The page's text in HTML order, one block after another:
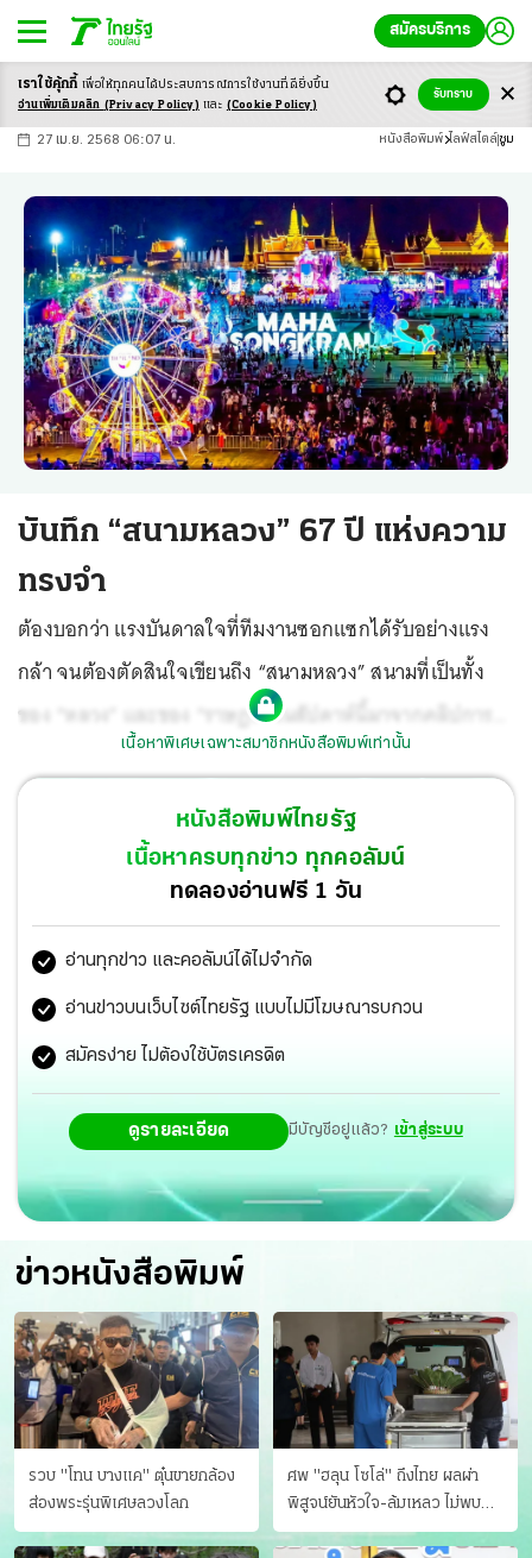
สมัครบริการ
-ก ก ก+
27 เม.ย. 2568 06:07 น. หนังสือพิมพ์ ไลฟ์สไตล์ซูม
บันทึก “สนามหลวง” 67 ปี แห่งความ
ทรงจำ
ต้องบอกว่า แรงบันดาลใจที่ทีมงานซอกแซกได้รับอย่างแรง
กล้า จนต้องตัดสินใจเขียนถึง “สนามหลวง” สนามที่เป็นทั้ง
ของ “หลวง” และของ “ราษฎร” ในสัปดาห์นี้มาจากคลิปการ
แสดงคอนเสิร์ตของ “แอ๊ด คาราบาว” กับ “ตูน บอดี้สแลม”
เมื่องาน “มหาสงกรานต์” ที่ผ่านมานี้เอง
เนื้อหาพิเศษเฉพาะสมาชิกหนังสือพิมพ์เท่านั้น
หนังสือพิมพ์ไทยรัฐ
เนื้อหาครบทุกข่าว ทุกคอลัมน์
ทดลองอ่านฟรี 1 วัน
อ่านทุกข่าว และคอลัมน์ได้ไม่จำกัด
อ่านข่าวบนเว็บไซต์ไทยรัฐ แบบไม่มีโฆษณารบกวน
สมัครง่าย ไม่ต้องใช้บัตรเครดิต
ดูรายละเอียด มีบัญชีอยู่แล้ว? เข้าสู่ระบบ
ข่าวหนังสือพิมพ์
รวบ "โทน บางแค" ตุ๋นขายกล้อง
ส่องพระรุ่นพิเศษลวงโลก
ศพ "ฮลุน โซโล่" ถึงไทย ผลผ่า
พิสูจน์ยันหัวใจ-ล้มเหลว ไม่พบ
บาดแผล
เราใช้คุ้กกี้ เพื่อให้ทุกคนได้ประสบการณ์การใช้งานที่ดียิ่งขึ้น
อ่านเพิ่มเติมคลิก (Privacy Policy) และ (Cookie Policy)
รับทราบ